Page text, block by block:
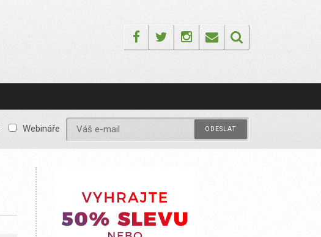
FacebookTwitterInstagram
Email
Webináře